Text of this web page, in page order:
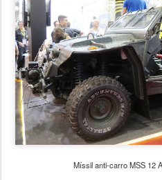
Míssil anti-carro MSS 12